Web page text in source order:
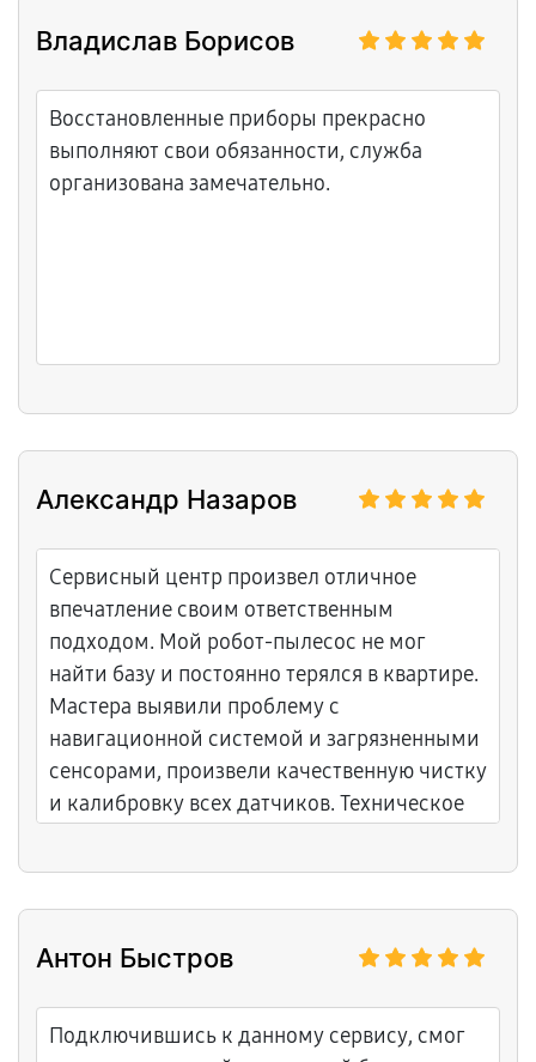
Владислав Борисов
Восстановленные приборы прекрасно
выполняют свои обязанности, служба
организована замечательно.
Александр Назаров
Сервисный центр произвел отличное
впечатление своим ответственным
подходом. Мой робот-пылесос не мог
найти базу и постоянно терялся в квартире.
Мастера выявили проблему с
навигационной системой и загрязненными
сенсорами, произвели качественную чистку
и калибровку всех датчиков. Техническое
аккумулятора и замену фильтра. Результат
ориентируется в пространстве, убирает без
ребята объяснили каждый этап работы.
Антон Быстров
Подключившись к данному сервису, смог